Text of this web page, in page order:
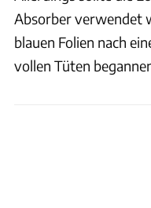
Absorber verwendet
blauen Folien nach
vollen Tüten